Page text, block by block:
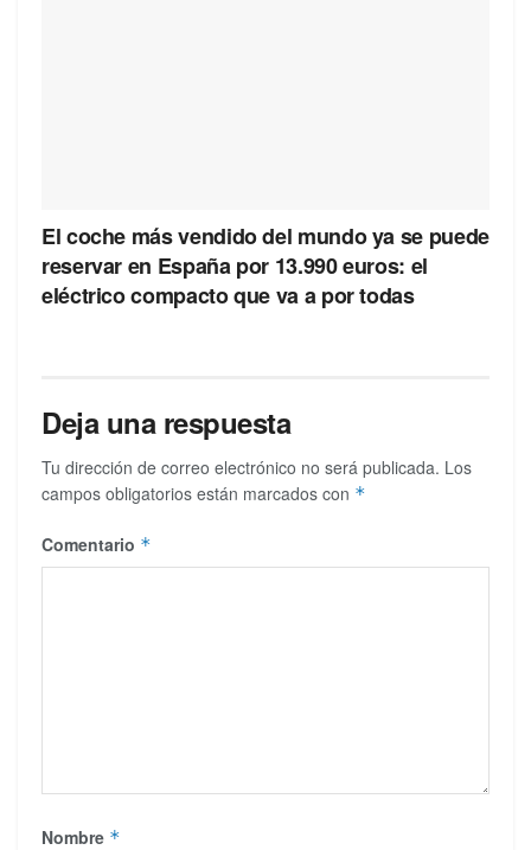
El coche más vendido del mundo ya se puede
reservar en España por 13.990 euros: el
eléctrico compacto que va a por todas
Deja una respuesta
Tu dirección de correo electrónico no será publicada. Los
campos obligatorios están marcados con *
Comentario *
Nombre *